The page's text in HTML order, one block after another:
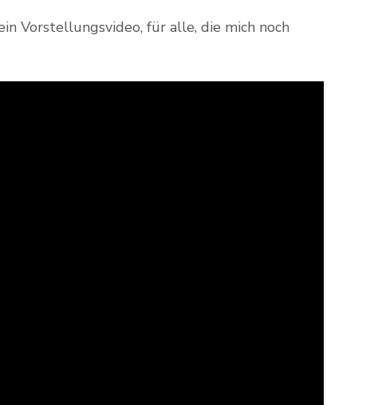
Vorstellungsvideo, für alle, die mich noch